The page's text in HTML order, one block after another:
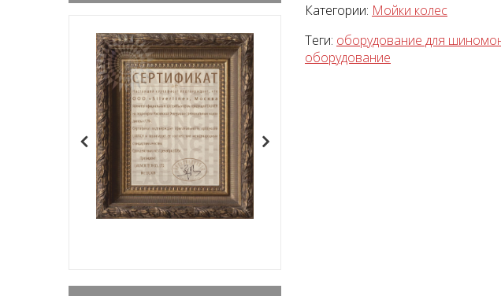
Категории: Мойки колес
Теги: оборудование для
оборудование